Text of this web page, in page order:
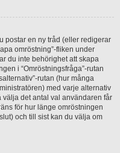
postar en ny tråd (eller redigerar
omröstning”-fliken under
du inte behörighet att skapa
i “Omröstningsfråga”-rutan
rutan (hur många
med varje alternativ
det antal val användaren får
för hur länge omröstningen
och till sist kan du välja om